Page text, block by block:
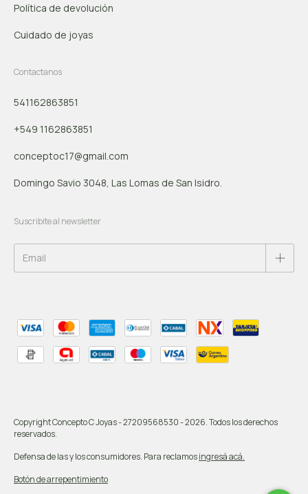
Política de devolución
Cuidado de joyas
Contactanos
541162863851
+549 1162863851
conceptoc17@gmail.com
Domingo Savio 3048, Las Lomas de San Isidro.
Suscribite al newsletter
Copyright Concepto C Joyas - 27209568530 - 2026. Todos los derechos
reservados.
Defensa de las y los consumidores. Para reclamosingresá acá.
Botón de arrepentimiento